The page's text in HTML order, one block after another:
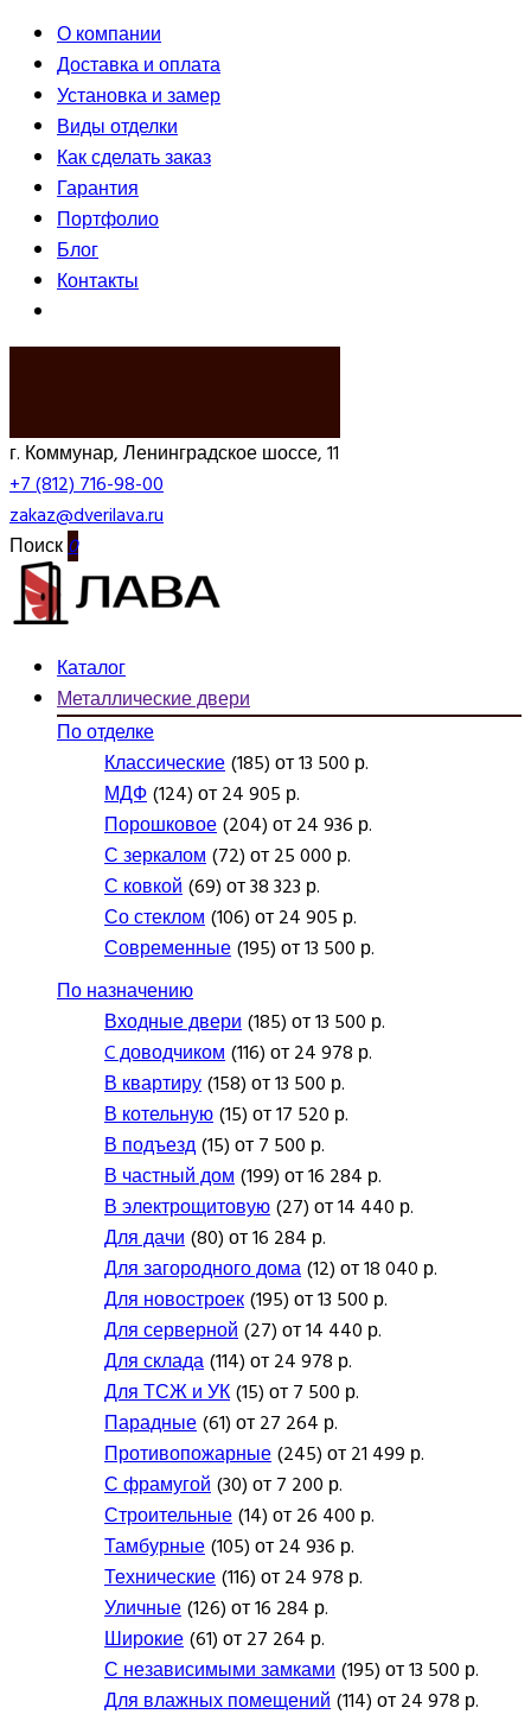
О компании
Доставка и оплата
Установка и замер
Виды отделки
Как сделать заказ
Гарантия
Портфолио
Блог
Контакты
г. Коммунар, Ленинградское шоссе, 11
+7 (812) 716-98-00
zakaz@dverilava.ru
Поиск0
Каталог
Металлические двери
По отделке
Классические(185) от 13 500 р.
МДФ(124) от 24 905 р.
Порошковое(204) от 24 936 р.
С зеркалом(72) от 25 000 р.
С ковкой(69) от 38 323 р.
Со стеклом(106) от 24 905 р.
Современные(195) от 13 500 р.
По назначению
Входные двери(185) от 13 500 р.
C доводчиком(116) от 24 978 р.
В квартиру(158) от 13 500 р.
В котельную(15) от 17 520 р.
В подъезд(15) от 7 500 р.
В частный дом(199) от 16 284 р.
В электрощитовую(27) от 14 440 р.
Для дачи(80) от 16 284 р.
Для загородного дома(12) от 18 040 р.
Для новостроек(195) от 13 500 р.
Для серверной(27) от 14 440 р.
Для склада(114) от 24 978 р.
Для ТСЖ и УК(15) от 7 500 р.
Парадные(61) от 27 264 р.
Противопожарные(245) от 21 499 р.
С фрамугой(30) от 7 200 р.
Строительные(14) от 26 400 р.
Тамбурные(105) от 24 936 р.
Технические(116) от 24 978 р.
Уличные(126) от 16 284 р.
Широкие(61) от 27 264 р.
С независимыми замками(195) от 13 500 р.
Для влажных помещений(114) от 24 978 р.